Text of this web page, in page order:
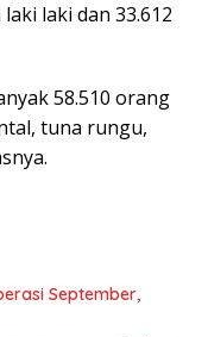
laki dan 33.612
58.510 orang
tuna rungu,
September,